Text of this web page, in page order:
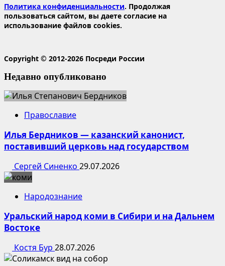
Политика конфиденциальности. Продолжая
пользоваться сайтом, вы даете согласие на
использование файлов cookies.
Copyright © 2012-2026 Посреди России
Недавно опубликовано
Православие
Илья Бердников — казанский канонист,
поставивший церковь над государством
Сергей Синенко 29.07.2026
Народознание
Уральский народ коми в Сибири и на Дальнем
Востоке
Костя Бур 28.07.2026